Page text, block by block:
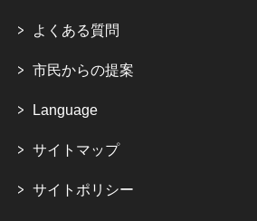
よくある質問
市民からの提案
Language
サイトマップ
サイトポリシー